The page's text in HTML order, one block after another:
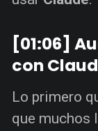
[01:06]
con
Lo primero
que muchos